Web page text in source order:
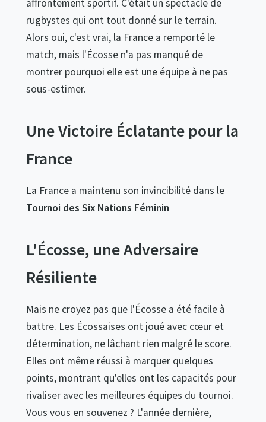
affrontement sportif. C'était un spectacle de
rugbystes qui ont tout donné sur le terrain.
Alors oui, c'est vrai, la France a remporté le
match, mais l'Écosse n'a pas manqué de
montrer pourquoi elle est une équipe à ne pas
sous-estimer.
Une Victoire Éclatante pour la
France
La France a maintenu son invincibilité dans le
Tournoi des Six Nations Féminin
L'Écosse, une Adversaire
Résiliente
Mais ne croyez pas que l'Écosse a été facile à
battre. Les Écossaises ont joué avec cœur et
détermination, ne lâchant rien malgré le score.
Elles ont même réussi à marquer quelques
points, montrant qu'elles ont les capacités pour
rivaliser avec les meilleures équipes du tournoi.
Vous vous en souvenez ? L'année dernière,